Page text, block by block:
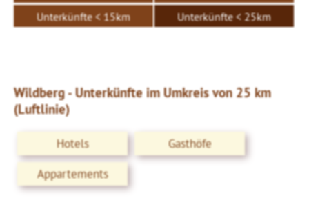
Unterkünfte < 15km
Unterkünfte < 25km
Wildberg - Unterkünfte im Umkreis von 25 km
(Luftlinie)
Hotels
Gasthöfe
Appartements